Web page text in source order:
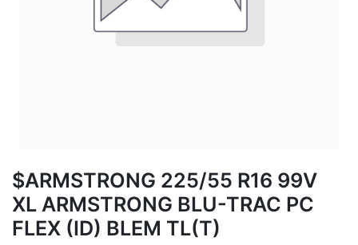
$ARMSTRONG 225/55 R16 99V
XL ARMSTRONG BLU-TRAC PC
FLEX (ID) BLEM TL(T)